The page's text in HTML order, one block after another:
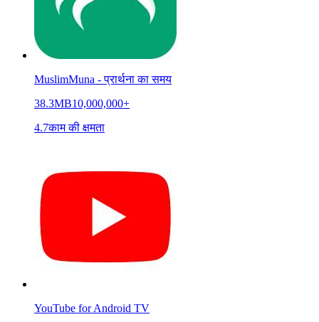
MuslimMuna - प्रार्थना का समय
38.3MB10,000,000+
4.7काम की क्षमता
YouTube for Android TV